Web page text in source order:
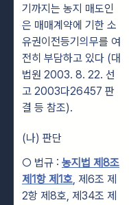
기까지는 농지 매도인
은 매매계약에 기한 소
유권이전등기의무를 여
전히 부담하고 있다 (대
법원 2003. 8. 22. 선
고 2003다26457 판
결 등 참조).
(나) 판단
○ 법규 : 농지법 제8조
제1항 제1호, 제6조 제
2항 제8호, 제34조 제